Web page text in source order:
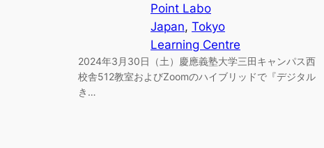
Point Labo
Japan, Tokyo
Learning Centre
2024年3月30日（土）慶應義塾大学三田キャンパス西
校舎512教室およびZoomのハイブリッドで『デジタル
き…